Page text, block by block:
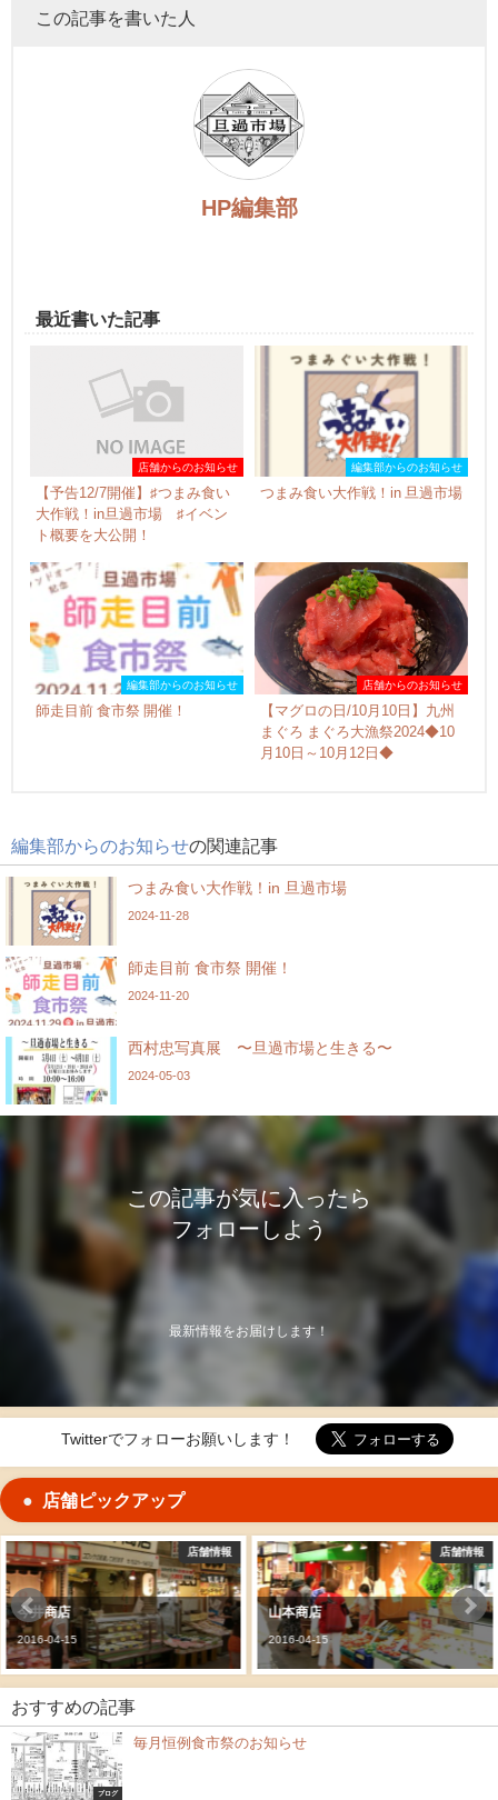
この記事を書いた人
HP編集部
最近書いた記事
店舗からのお知らせ
【予告12/7開催】♯つまみ食い
大作戦！in旦過市場 ♯イベン
ト概要を大公開！
編集部からのお知らせ
つまみ食い大作戦！in 旦過市場
編集部からのお知らせ
師走目前 食市祭 開催！
店舗からのお知らせ
【マグロの日/10月10日】九州
まぐろ まぐろ大漁祭2024◆10
月10日～10月12日◆
編集部からのお知らせの関連記事
つまみ食い大作戦！in 旦過市場
2024-11-28
師走目前 食市祭 開催！
2024-11-20
西村忠写真展 〜旦過市場と生きる〜
2024-05-03
この記事が気に入ったら
フォローしよう
最新情報をお届けします！
Twitterでフォローお願いします！
店舗ピックアップ
店舗情報 店舗情報
山本商店
2016-04-15
旦過ホルモンセンター
2016-04-15
おすすめの記事
ブログ
毎月恒例食市祭のお知らせ